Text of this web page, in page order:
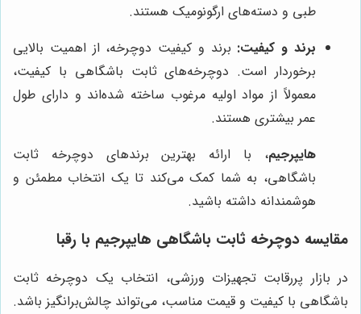
طبی و دسته‌های ارگونومیک هستند.
برند و کیفیت: برند و کیفیت دوچرخه، از اهمیت بالایی
برخوردار است. دوچرخه‌های ثابت باشگاهی با کیفیت،
معمولاً از مواد اولیه مرغوب ساخته شده‌اند و دارای طول
عمر بیشتری هستند.
هایپرجیم، با ارائه بهترین برندهای دوچرخه ثابت
باشگاهی، به شما کمک می‌کند تا یک انتخاب مطمئن و
هوشمندانه داشته باشید.
مقایسه دوچرخه ثابت باشگاهی هایپرجیم با رقبا
در بازار پررقابت تجهیزات ورزشی، انتخاب یک دوچرخه ثابت
باشگاهی با کیفیت و قیمت مناسب، می‌تواند چالش‌برانگیز باشد.